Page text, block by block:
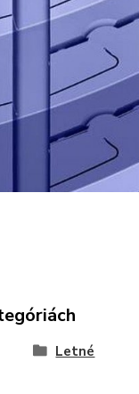
Letné